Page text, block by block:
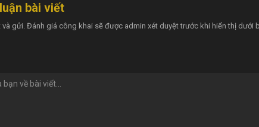
bài viết
và gửi. Đánh giá công khai sẽ được admin xét duyệt trước khi hiển thị dưới